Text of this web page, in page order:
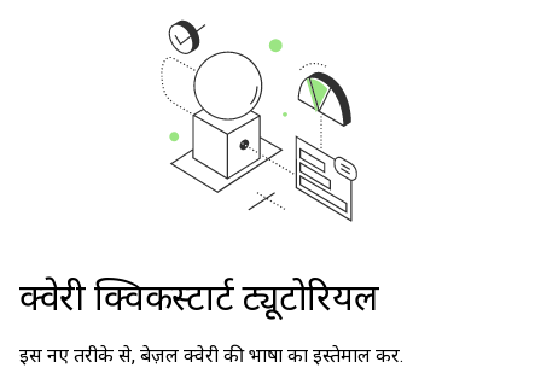
क्वेरी क्विकस्टार्ट ट्यूटोरियल
इस नए तरीके से, बेज़ल क्वेरी की भाषा का इस्तेमाल करें.